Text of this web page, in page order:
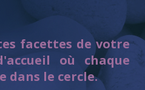
facettes de votre
où chaque
dans le cercle.